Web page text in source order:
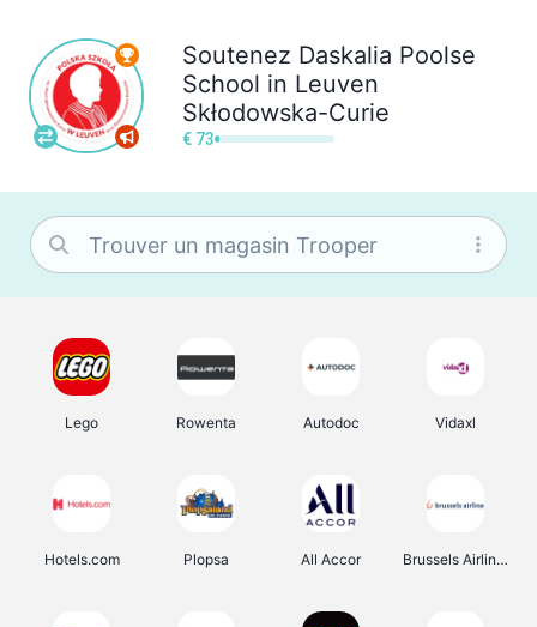
Soutenez Daskalia Poolse
School in Leuven
Skłodowska-Curie
€ 73
Lego Rowenta Autodoc Vidaxl
Hotels.com Plopsa All Accor Brussels Airlines